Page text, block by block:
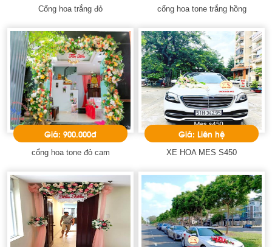
Cổng hoa trắng đỏ cổng hoa tone trắng hồng
Giá: 900.000đ
cổng hoa tone đỏ cam
Giá: Liên hệ
XE HOA MES S450